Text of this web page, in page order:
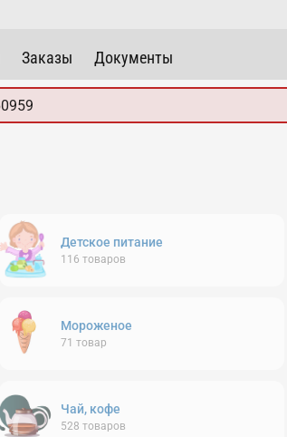
Заказы Документы
Детское питание
116 товаров
Мороженое
71 товар
Чай, кофе
528 товаров